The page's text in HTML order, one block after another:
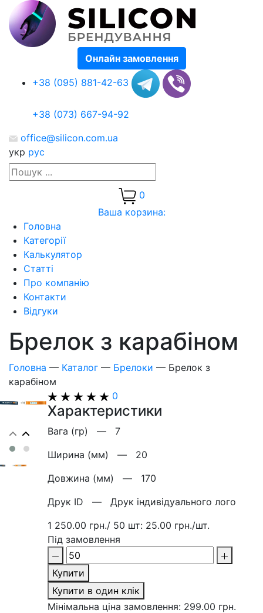
Онлайн замовлення
+38 (095) 881-42-63
+38 (073) 667-94-92
office@silicon.com.ua
укр рус
0
Ваша корзина:
Головна
Категорії
Калькулятор
Статті
Про компанію
Контакти
Відгуки
Брелок з карабіном
Головна — Каталог — Брелоки — Брелок з
карабіном
0
Характеристики
Вага (гр) — 7
Ширина (мм) — 20
Довжина (мм) — 170
Друк ID — Друк індивідуального лого
1 250.00 грн./ 50 шт: 25.00 грн./шт.
Під замовлення
Купити
Купити в один клік
Мінімальна ціна замовлення: 299.00 грн.